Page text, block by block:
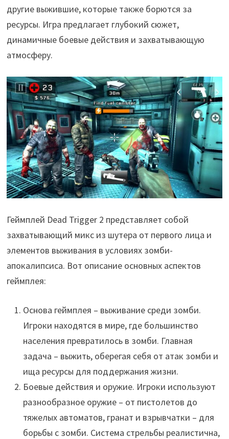
другие выжившие, которые также борются за
ресурсы. Игра предлагает глубокий сюжет,
динамичные боевые действия и захватывающую
атмосферу.
Геймплей Dead Trigger 2 представляет собой
захватывающий микс из шутера от первого лица и
элементов выживания в условиях зомби-
апокалипсиса. Вот описание основных аспектов
геймплея:
Основа геймплея – выживание среди зомби.
Игроки находятся в мире, где большинство
населения превратилось в зомби. Главная
задача – выжить, оберегая себя от атак зомби и
ища ресурсы для поддержания жизни.
Боевые действия и оружие. Игроки используют
разнообразное оружие – от пистолетов до
тяжелых автоматов, гранат и взрывчатки – для
борьбы с зомби. Система стрельбы реалистична,